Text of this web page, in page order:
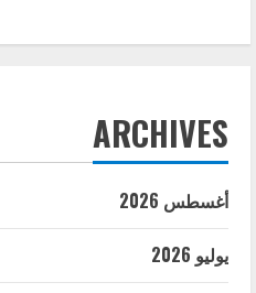
ARCHIVES
أغسطس 2026
يوليو 2026